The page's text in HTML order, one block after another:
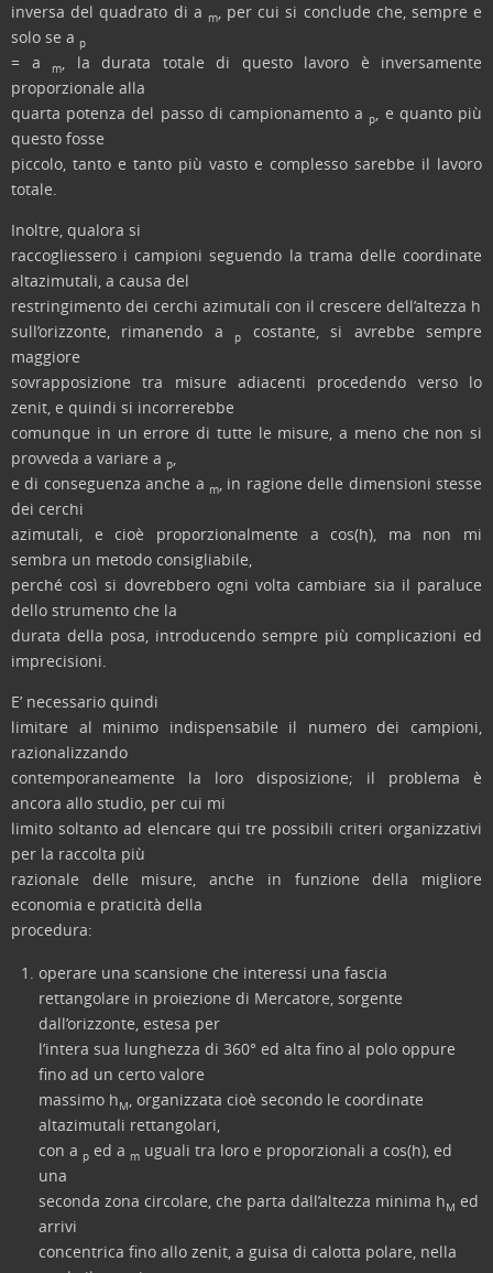
inversa del quadrato di a m, per cui si conclude che, sempre e
solo se a p
= a m, la durata totale di questo lavoro è inversamente
proporzionale alla
quarta potenza del passo di campionamento a p, e quanto più
questo fosse
piccolo, tanto e tanto più vasto e complesso sarebbe il lavoro
totale.
Inoltre, qualora si
raccogliessero i campioni seguendo la trama delle coordinate
altazimutali, a causa del
restringimento dei cerchi azimutali con il crescere dell’altezza h
sull’orizzonte, rimanendo a
p
costante, si avrebbe sempre
maggiore
sovrapposizione tra misure adiacenti procedendo verso lo
zenit, e quindi si incorrerebbe
comunque in un errore di tutte le misure, a meno che non si
provveda a variare a p,
e di conseguenza anche a m, in ragione delle dimensioni stesse
dei cerchi
azimutali, e cioè proporzionalmente a cos(h), ma non mi
sembra un metodo consigliabile,
perché così si dovrebbero ogni volta cambiare sia il paraluce
dello strumento che la
durata della posa, introducendo sempre più complicazioni ed
imprecisioni.
E’ necessario quindi
limitare al minimo indispensabile il numero dei campioni,
razionalizzando
contemporaneamente la loro disposizione; il problema è
ancora allo studio, per cui mi
limito soltanto ad elencare qui tre possibili criteri organizzativi
per la raccolta più
razionale delle misure, anche in funzione della migliore
economia e praticità della
procedura:
operare una scansione che interessi una fascia
rettangolare in proiezione di Mercatore, sorgente
dall’orizzonte, estesa per
l’intera sua lunghezza di 360° ed alta fino al polo oppure
fino ad un certo valore
massimo hM, organizzata cioè secondo le coordinate
altazimutali rettangolari,
con a p ed a m uguali tra loro e proporzionali a cos(h), ed
una
seconda zona circolare, che parta dall’altezza minima hM ed
arrivi
concentrica fino allo zenit, a guisa di calotta polare, nella